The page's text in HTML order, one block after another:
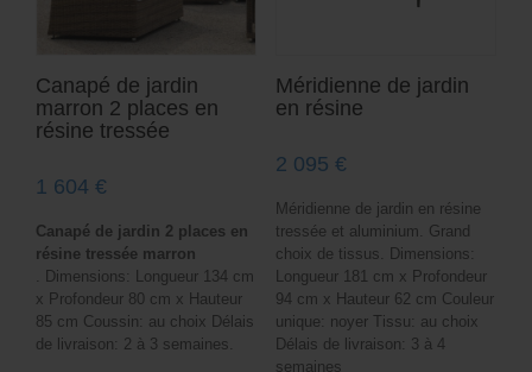
Canapé de jardin
marron 2 places en
résine tressée
1 604 €
Canapé de jardin 2 places en
résine tressée marron
. Dimensions: Longueur 134 cm
x Profondeur 80 cm x Hauteur
85 cm Coussin: au choix Délais
de livraison: 2 à 3 semaines.
Méridienne de jardin
en résine
2 095 €
Méridienne de jardin en résine
tressée et aluminium. Grand
choix de tissus. Dimensions:
Longueur 181 cm x Profondeur
94 cm x Hauteur 62 cm Couleur
unique: noyer Tissu: au choix
Délais de livraison: 3 à 4
semaines